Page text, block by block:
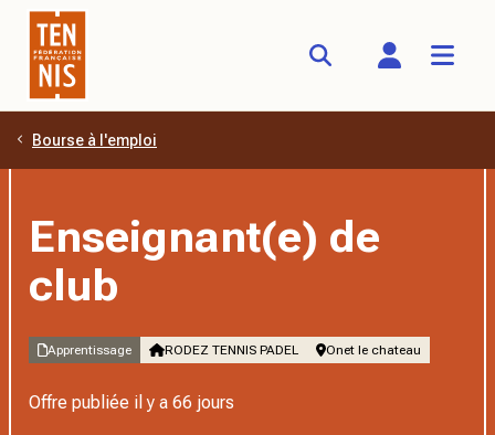
Aller au contenu principal
Bourse à l'emploi
Enseignant(e) de
club
Apprentissage RODEZ TENNIS PADEL Onet le chateau
Offre publiée il y a 66 jours